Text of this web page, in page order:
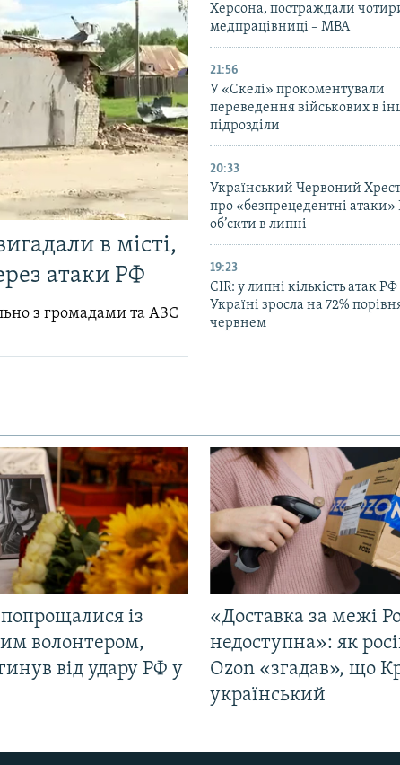
в місті,
атаки РФ
з громадами та АЗС
Херсона, постраждали
медпрацівниці – МВА
21:56
У «Скелі» прокоментували
переведення військових в
підрозділи
20:33
Український Червоний
про «безпрецедентні атаки»
об’єкти в липні
19:23
CIR: у липні кількість атак
Україні зросла на 72%
червнем
із
волонтером,
від удару РФ у
«Доставка за межі
недоступна»: як
Ozon «згадав», що
український